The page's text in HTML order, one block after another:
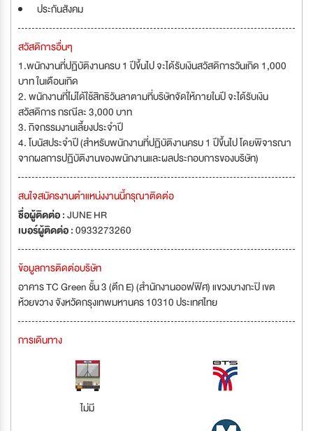
ประกันสังคม
สวัสดิการอื่นๆ
1.พนักงานที่ปฏิบัติงานครบ 1 ปีขึ้นไป จะได้รับเงินสวัสดิการวันเกิด 1,000
บาท ในเดือนเกิด
2. พนักงานที่ไม่ได้ใช้สิทธิวันลาตามที่บริษัทจัดให้ภายในปี จะได้รับเงิน
สวัสดิการ กรณีละ 3,000 บาท
3. กิจกรรมงานเลี้ยงประจำปี
4. โบนัสประจำปี (สำหรับพนักงานที่ปฏิบัติงานครบ 1 ปีขึ้นไป โดยพิจารณา
จากผลการปฏิบัติงานของพนักงานและผลประกอบการของบริษัท)
สนใจสมัครงานตำแหน่งงานนี้กรุณาติดต่อ
ชื่อผู้ติดต่อ :JUNE HR
เบอร์ผู้ติดต่อ :0933273260
ข้อมูลการติดต่อบริษัท
อาคาร TC Green ชั้น 3 (ตึก E) (สำนักงานออฟฟิศ) แขวงบางกะปิ เขต
ห้วยขวาง จังหวัดกรุงเทพมหานคร 10310 ประเทศไทย
การเดินทาง
ไม่มี